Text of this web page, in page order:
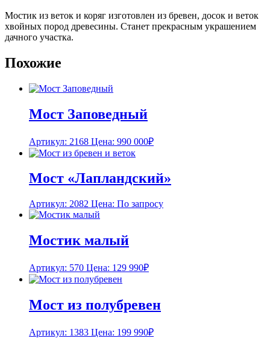
Мостик из веток и коряг изготовлен из бревен, досок и веток
хвойных пород древесины. Станет прекрасным украшением
дачного участка.
Похожие
Мост Заповедный
Артикул: 2168 Цена: 990 000₽
Мост «Лапландский»
Артикул: 2082 Цена: По запросу
Мостик малый
Артикул: 570 Цена: 129 990₽
Мост из полубревен
Артикул: 1383 Цена: 199 990₽